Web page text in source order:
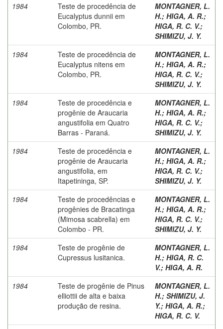
1984
Teste de procedência de
Eucalyptus dunnii em
Colombo, PR.
MONTAGNER, L.
H.; HIGA, A. R.;
HIGA, R. C. V.;
SHIMIZU, J. Y.
1984
Teste de procedência de
Eucalyptus nitens em
Colombo, PR.
MONTAGNER, L.
H.; HIGA, A. R.;
HIGA, R. C. V.;
SHIMIZU, J. Y.
1984
Teste de procedência e
progênie de Araucaria
angustifolia em Quatro
Barras - Paraná.
MONTAGNER, L.
H.; HIGA, A. R.;
HIGA, R. C. V.;
SHIMIZU, J. Y.
1984
Teste de procedência e
progênie de Araucaria
angustifolia, em
Itapetininga, SP.
MONTAGNER, L.
H.; HIGA, A. R.;
HIGA, R. C. V.;
SHIMIZU, J. Y.
1984
Teste de procedências e
progênies de Bracatinga
(Mimosa scabrella) em
Colombo - PR.
MONTAGNER, L.
H.; HIGA, A. R.;
HIGA, R. C. V.;
SHIMIZU, J. Y.
1984
Teste de progênie de
Cupressus lusitanica.
MONTAGNER, L.
H.; HIGA, R. C.
V.; HIGA, A. R.
1984
Teste de progênie de Pinus
elliottii de alta e baixa
produção de resina.
MONTAGNER, L.
H.; SHIMIZU, J.
Y.; HIGA, A. R.;
HIGA, R. C. V.